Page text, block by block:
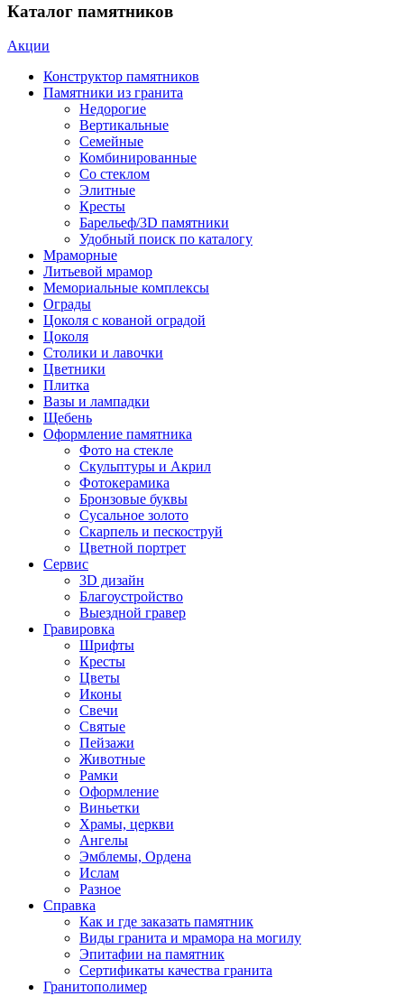
Каталог памятников
Акции
Конструктор памятников
Памятники из гранита
Недорогие
Вертикальные
Семейные
Комбинированные
Со стеклом
Элитные
Кресты
Барельеф/3D памятники
Удобный поиск по каталогу
Мраморные
Литьевой мрамор
Мемориальные комплексы
Ограды
Цоколя с кованой оградой
Цоколя
Столики и лавочки
Цветники
Плитка
Вазы и лампадки
Щебень
Оформление памятника
Фото на стекле
Скульптуры и Акрил
Фотокерамика
Бронзовые буквы
Сусальное золото
Скарпель и пескоструй
Цветной портрет
Сервис
3D дизайн
Благоустройство
Выездной гравер
Гравировка
Шрифты
Кресты
Цветы
Иконы
Свечи
Святые
Пейзажи
Животные
Рамки
Оформление
Виньетки
Храмы, церкви
Ангелы
Эмблемы, Ордена
Ислам
Разное
Справка
Как и где заказать памятник
Виды гранита и мрамора на могилу
Эпитафии на памятник
Сертификаты качества гранита
Гранитополимер